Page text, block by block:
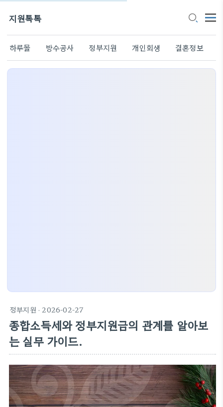
지원톡톡
하루몰 방수공사 정부지원 개인회생 결혼정보
정부지원 · 2026-02-27
종합소득세와 정부지원금의 관계를 알아보
는 실무 가이드.